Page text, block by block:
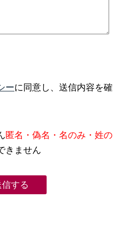
ーに同意し、送信内容を確
匿名・偽名・名のみ・姓の
きません